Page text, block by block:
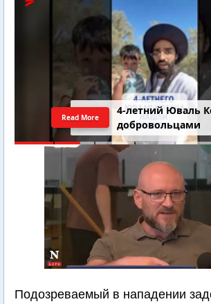
4-летний Юваль
добровольцами
Read More
Подозреваемый в нападении